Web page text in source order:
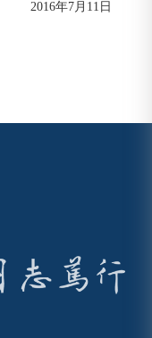
2016年7月11日